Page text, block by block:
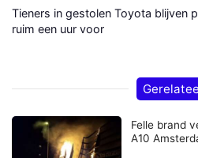
Tieners in gestolen Toyota blijven
ruim een uur voor
Felle brand
A10